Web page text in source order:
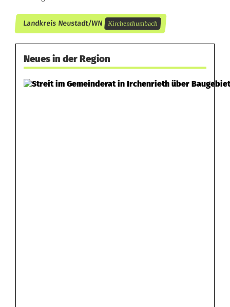
Landkreis Neustadt/WN Kirchenthumbach
Neues in der Region